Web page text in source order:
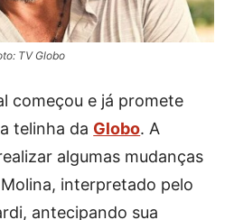
TV Globo
começou e já promete
telinha da Globo. A
algumas mudanças
interpretado pelo
antecipando sua